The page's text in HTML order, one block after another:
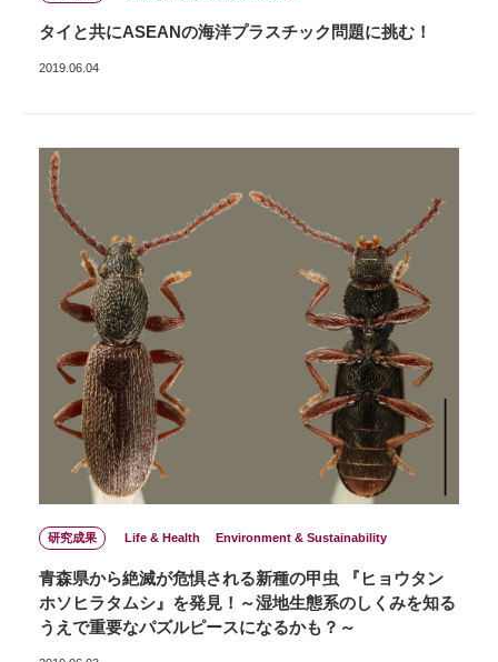
タイと共にASEANの海洋プラスチック問題に挑む！
2019.06.04
研究成果 Life & Health Environment & Sustainability
青森県から絶滅が危惧される新種の甲虫 『ヒョウタン
ホソヒラタムシ』を発見！～湿地生態系のしくみを知る
うえで重要なパズルピースになるかも？～